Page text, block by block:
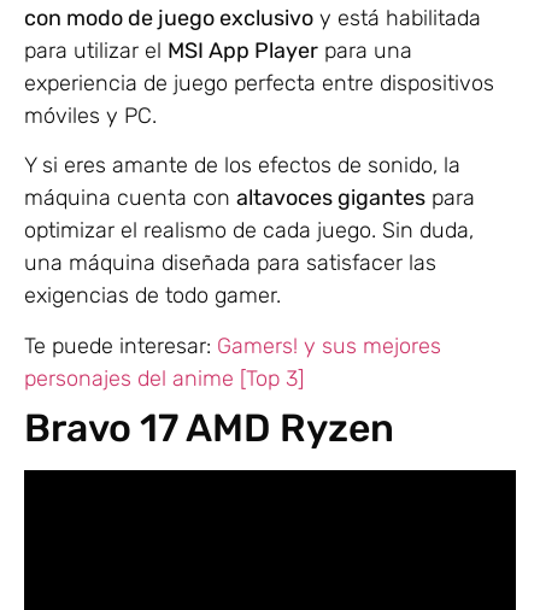
con modo de juego exclusivo y está habilitada
para utilizar el MSI App Player para una
experiencia de juego perfecta entre dispositivos
móviles y PC.
Y si eres amante de los efectos de sonido, la
máquina cuenta con altavoces gigantes para
optimizar el realismo de cada juego. Sin duda,
una máquina diseñada para satisfacer las
exigencias de todo gamer.
Te puede interesar: Gamers! y sus mejores
personajes del anime [Top 3]
Bravo 17 AMD Ryzen